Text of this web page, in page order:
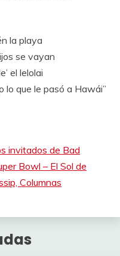
la playa
se vayan
el lelolai
lo que le pasó a Hawái”
invitados de Bad
Bowl – El Sol de
Columnas